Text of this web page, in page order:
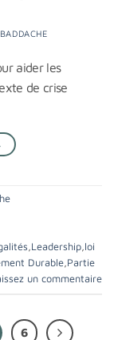
aider les
de crise
,Leadership,loi
Durable,Partie
un commentaire
6